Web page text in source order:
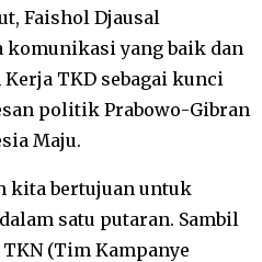
Faishol Djausal
yang baik dan
TKD sebagai kunci
politik Prabowo-Gibran
Maju.
kita bertujuan untuk
satu putaran. Sambil
(Tim Kampanye